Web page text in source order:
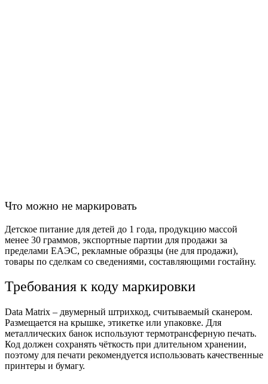
Что можно не маркировать
Детское питание для детей до 1 года, продукцию массой
менее 30 граммов, экспортные партии для продажи за
пределами ЕАЭС, рекламные образцы (не для продажи),
товары по сделкам со сведениями, составляющими гостайну.
Требования к коду маркировки
Data Matrix – двумерный штрихкод, считываемый сканером.
Размещается на крышке, этикетке или упаковке. Для
металлических банок используют термотрансферную печать.
Код должен сохранять чёткость при длительном хранении,
поэтому для печати рекомендуется использовать качественные
принтеры и бумагу.